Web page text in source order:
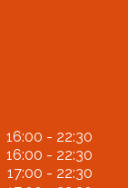
16:00 - 22:30
16:00 - 22:30
17:00 - 22:30